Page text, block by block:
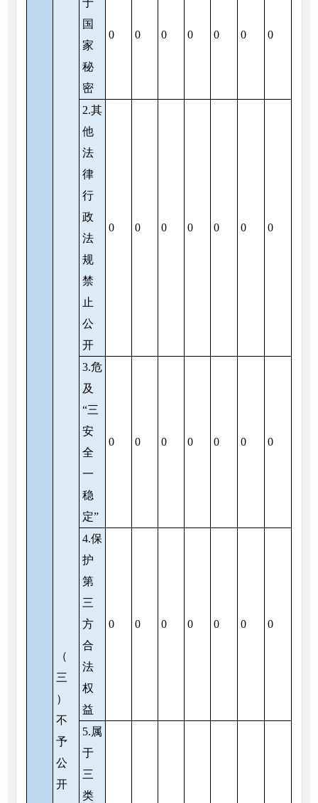
（
三
）
不
予
公
开
于
国
家
秘
密
0 0 0 0 0 0 0
2.其
他
法
律
行
政
法
规
禁
止
公
开
0 0 0 0 0 0 0
3.危
及
“三
安
全
一
稳
定”
0 0 0 0 0 0 0
4.保
护
第
三
方
合
法
权
益
0 0 0 0 0 0 0
5.属
于
三
类